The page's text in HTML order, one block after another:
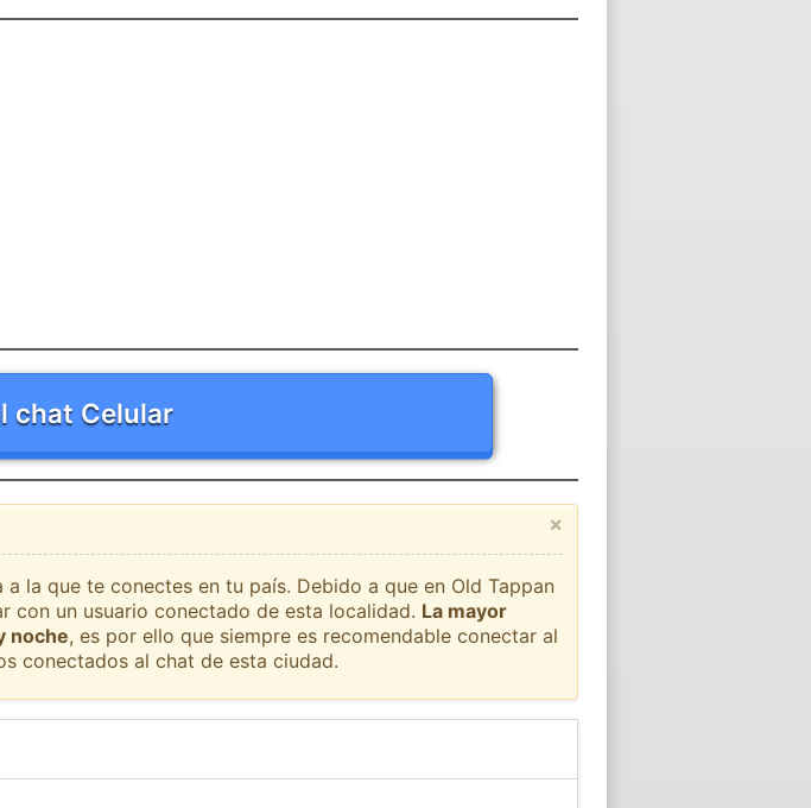
chat Celular
×
la que te conectes en tu país. Debido a que en Old Tappan
con un usuario conectado de esta localidad. La mayor
noche, es por ello que siempre es recomendable conectar al
conectados al chat de esta ciudad.